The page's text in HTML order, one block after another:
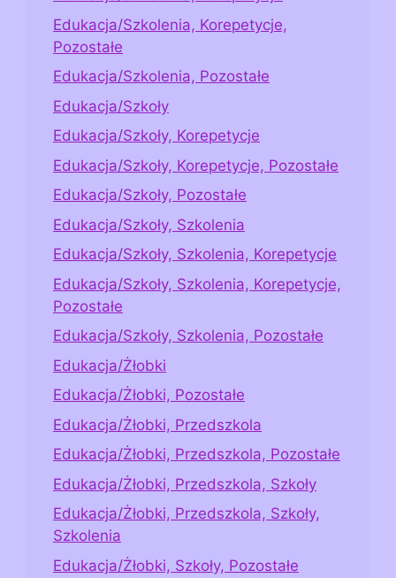
Edukacja/Szkolenia, Korepetycje,
Pozostałe
Edukacja/Szkolenia, Pozostałe
Edukacja/Szkoły
Edukacja/Szkoły, Korepetycje
Edukacja/Szkoły, Korepetycje, Pozostałe
Edukacja/Szkoły, Pozostałe
Edukacja/Szkoły, Szkolenia
Edukacja/Szkoły, Szkolenia, Korepetycje
Edukacja/Szkoły, Szkolenia, Korepetycje,
Pozostałe
Edukacja/Szkoły, Szkolenia, Pozostałe
Edukacja/Żłobki
Edukacja/Żłobki, Pozostałe
Edukacja/Żłobki, Przedszkola
Edukacja/Żłobki, Przedszkola, Pozostałe
Edukacja/Żłobki, Przedszkola, Szkoły
Edukacja/Żłobki, Przedszkola, Szkoły,
Szkolenia
Edukacja/Żłobki, Szkoły, Pozostałe